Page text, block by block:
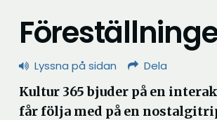
Lyssna på sidan Dela
Kultur 365 bjuder på en
får följa med på en